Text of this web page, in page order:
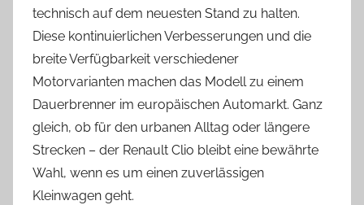
technisch auf dem neuesten Stand zu halten.
Diese kontinuierlichen Verbesserungen und die
breite Verfügbarkeit verschiedener
Motorvarianten machen das Modell zu einem
Dauerbrenner im europäischen Automarkt. Ganz
gleich, ob für den urbanen Alltag oder längere
Strecken – der Renault Clio bleibt eine bewährte
Wahl, wenn es um einen zuverlässigen
Kleinwagen geht.